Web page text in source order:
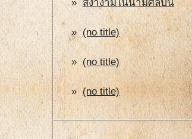
สง่างามในนามศิลปิน
(no title)
(no title)
(no title)